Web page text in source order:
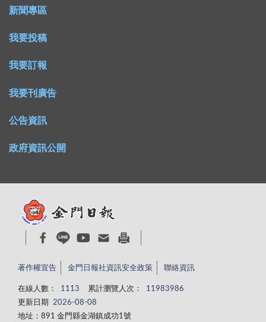
新聞專區
我要投稿
我要訂報
我要刊廣告
公告資訊
政府資訊公開
著作權宣告 金門日報社資訊安全政策 聯絡資訊
在線人數： 1113 累計瀏覽人次：
11983986
更新日期
2026-08-08
地址：891 金門縣金湖鎮成功1號